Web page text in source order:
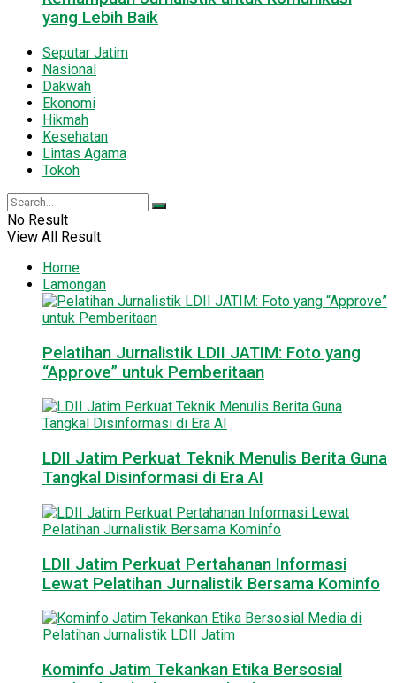
yang Lebih Baik
Seputar Jatim
Nasional
Dakwah
Ekonomi
Hikmah
Kesehatan
Lintas Agama
Tokoh
No Result
View All Result
Home
Lamongan
Pelatihan Jurnalistik LDII JATIM: Foto yang
“Approve” untuk Pemberitaan
LDII Jatim Perkuat Teknik Menulis Berita Guna
Tangkal Disinformasi di Era AI
LDII Jatim Perkuat Pertahanan Informasi
Lewat Pelatihan Jurnalistik Bersama Kominfo
Kominfo Jatim Tekankan Etika Bersosial